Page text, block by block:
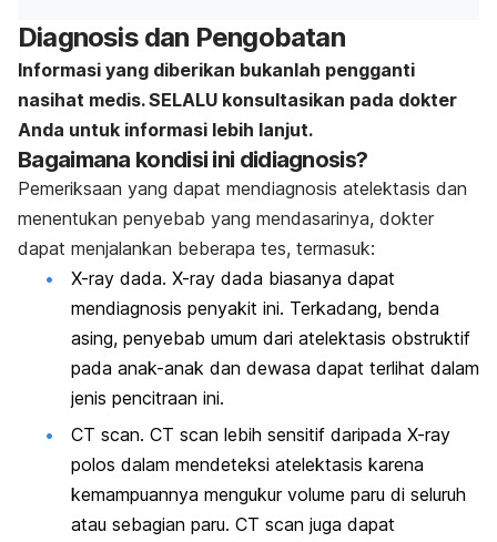
Diagnosis dan Pengobatan
Informasi yang diberikan bukanlah pengganti
nasihat medis. SELALU konsultasikan pada dokter
Anda untuk informasi lebih lanjut.
Bagaimana kondisi ini didiagnosis?
Pemeriksaan yang dapat mendiagnosis atelektasis dan
menentukan penyebab yang mendasarinya, dokter
dapat menjalankan beberapa tes, termasuk:
X-ray dada. X-ray dada biasanya dapat
mendiagnosis penyakit ini. Terkadang, benda
asing, penyebab umum dari atelektasis obstruktif
pada anak-anak dan dewasa dapat terlihat dalam
jenis pencitraan ini.
CT scan. CT scan lebih sensitif daripada X-ray
polos dalam mendeteksi atelektasis karena
kemampuannya mengukur volume paru di seluruh
atau sebagian paru. CT scan juga dapat